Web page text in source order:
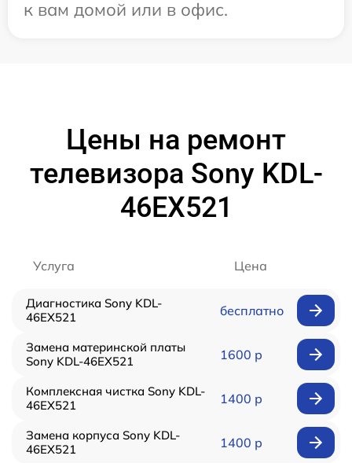
к вам домой или в офис.
Цены на ремонт
телевизора Sony KDL-
46EX521
Услуга Цена
Диагностика Sony KDL-
46EX521
бесплатно
Замена материнской платы
Sony KDL-46EX521
1600 р
Комплексная чистка Sony KDL-
46EX521
1400 р
Замена корпуса Sony KDL-
46EX521
1400 р